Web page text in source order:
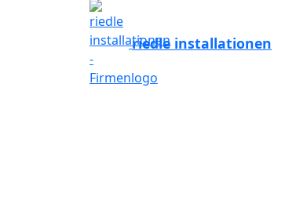
riedle installationen